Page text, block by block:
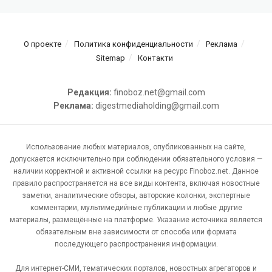
О проекте Политика конфиденциальности
Реклама
Sitemap
Контакти
Редакция: finoboz.net@gmail.com
Реклама: digestmediaholding@gmail.com
Использование любых материалов, опубликованных на сайте,
допускается исключительно при соблюдении обязательного условия —
наличии корректной и активной ссылки на ресурс Finoboz.net. Данное
правило распространяется на все виды контента, включая новостные
заметки, аналитические обзоры, авторские колонки, экспертные
комментарии, мультимедийные публикации и любые другие
материалы, размещённые на платформе. Указание источника является
обязательным вне зависимости от способа или формата
последующего распространения информации.
Для интернет-СМИ, тематических порталов, новостных агрегаторов и